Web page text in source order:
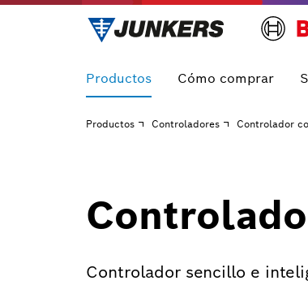
Productos Cómo comprar
Productos Controladores Controlador
Controlador sencillo e